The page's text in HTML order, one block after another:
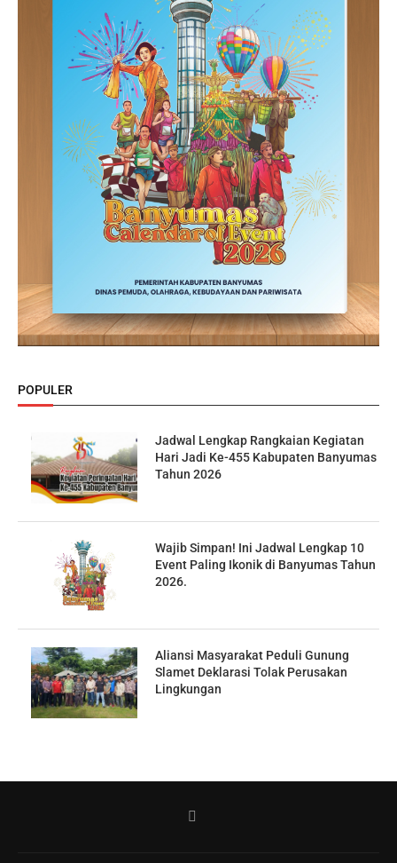
POPULER
Jadwal Lengkap Rangkaian Kegiatan
Hari Jadi Ke-455 Kabupaten Banyumas
Tahun 2026
Wajib Simpan! Ini Jadwal Lengkap 10
Event Paling Ikonik di Banyumas Tahun
2026.
Aliansi Masyarakat Peduli Gunung
Slamet Deklarasi Tolak Perusakan
Lingkungan